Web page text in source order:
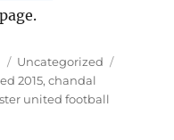
Categorías
Uncategorized
2015,chandal
united football